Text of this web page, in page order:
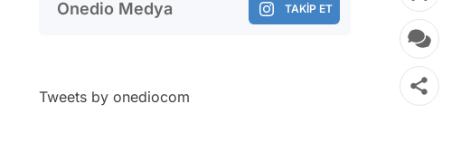
Onedio Medya TAKİP ET
Tweets by onediocom